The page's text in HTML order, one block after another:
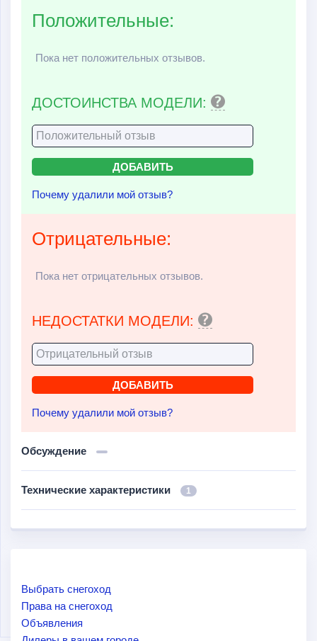
Положительные:
Пока нет положительных отзывов.
ДОСТОИНСТВА МОДЕЛИ:
Почему удалили мой отзыв?
Отрицательные:
Пока нет отрицательных отзывов.
НЕДОСТАТКИ МОДЕЛИ:
Почему удалили мой отзыв?
Обсуждение
Технические характеристики 1
Выбрать снегоход
Права на снегоход
Объявления